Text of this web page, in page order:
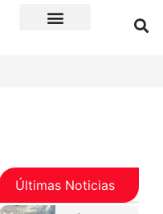
Últimas Noticias